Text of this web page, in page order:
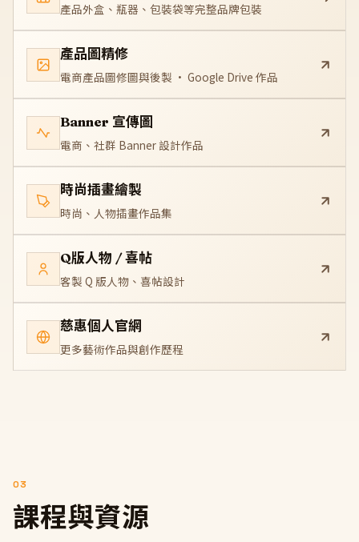
產品外盒、瓶器、包裝袋等完整品牌包裝
產品圖精修
電商產品圖修圖與後製 · Google Drive 作品
Banner 宣傳圖
電商、社群 Banner 設計作品
時尚插畫繪製
時尚、人物插畫作品集
Q版人物 / 喜帖
客製 Q 版人物、喜帖設計
慈惠個人官網
更多藝術作品與創作歷程
03
課程與資源